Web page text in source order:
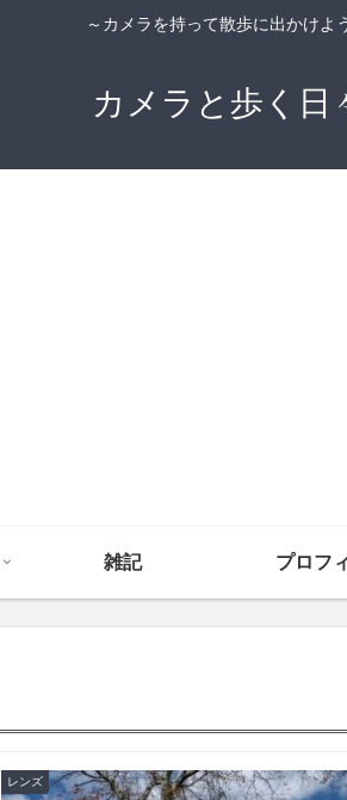
～カメラを持って散歩に出かけよ
カメラと歩く日
雑記 プロフ
レンズ